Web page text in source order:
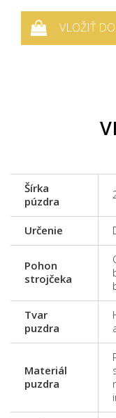
VLOŽIŤ
Šírka
púzdra
Určenie
Pohon
strojčeka
Tvar
puzdra
Materiál
puzdra